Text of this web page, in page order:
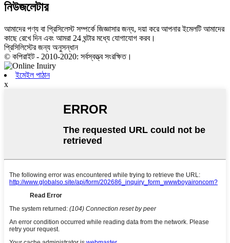
নিউজলেটার
আমাদের পণ্য বা প্রিসিলেস্ট সম্পর্কে জিজ্ঞাসার জন্য, দয়া করে আপনার ইমেলটি আমাদের
কাছে রেখে দিন এবং আমরা 24 ঘন্টার মধ্যে যোগাযোগ করব।
প্রিসিলিস্টের জন্য অনুসন্ধান
© কপিরাইট - 2010-2020: সর্বস্বত্ত্ব সংরক্ষিত।
ইমেইল পাঠান
x